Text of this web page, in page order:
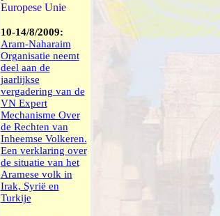
Europese Unie
10-14/8/2009:
Aram-Naharaim
Organisatie neemt
deel aan de
jaarlijkse
vergadering van de
VN Expert
Mechanisme Over
de Rechten van
Inheemse Volkeren.
Een verklaring over
de situatie van het
Aramese volk in
Irak, Syrië en
Turkije